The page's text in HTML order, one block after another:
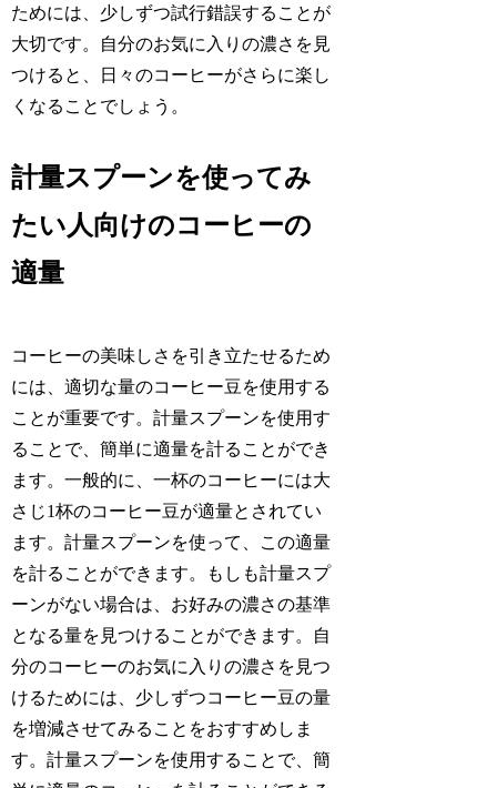
ためには、少しずつ試行錯誤することが
大切です。自分のお気に入りの濃さを見
つけると、日々のコーヒーがさらに楽し
くなることでしょう。
計量スプーンを使ってみ
たい人向けのコーヒーの
適量
コーヒーの美味しさを引き立たせるため
には、適切な量のコーヒー豆を使用する
ことが重要です。計量スプーンを使用す
ることで、簡単に適量を計ることができ
ます。一般的に、一杯のコーヒーには大
さじ1杯のコーヒー豆が適量とされてい
ます。計量スプーンを使って、この適量
を計ることができます。もしも計量スプ
ーンがない場合は、お好みの濃さの基準
となる量を見つけることができます。自
分のコーヒーのお気に入りの濃さを見つ
けるためには、少しずつコーヒー豆の量
を増減させてみることをおすすめしま
す。計量スプーンを使用することで、簡